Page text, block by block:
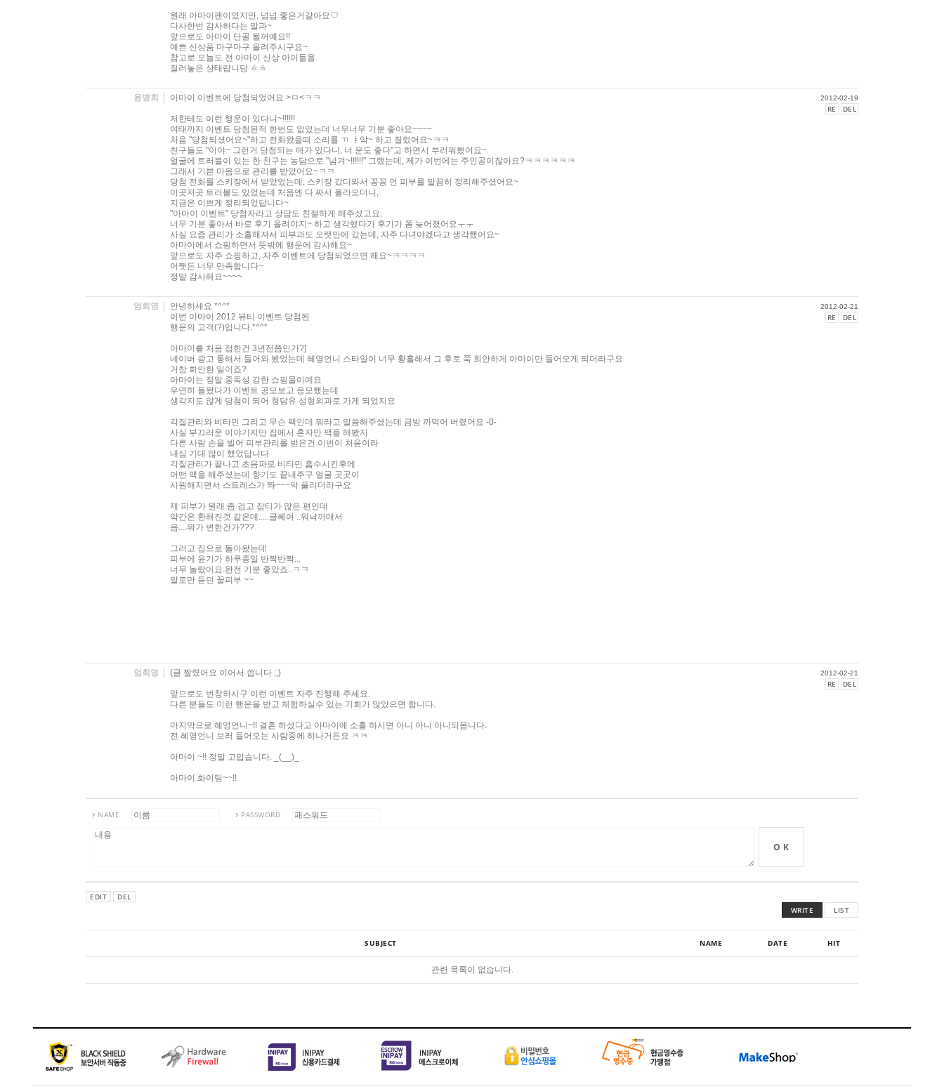
원래 아마이팬이였지만, 넘넘 좋은거같아요♡
다사한번 감사하다는 말과~
앞으로도 아마이 단골 될꺼예요!!
예쁜 신상품 마구마구 올려주시구요~
참고로 오늘도 전 아마이 신상 아이들을
질러놓은 상태랍니당 ㅎㅎ
윤병희 아마이 이벤트에 당첨되었어요 >ㅁ<ㅋㅋ
저한테도 이런 행운이 있다니~!!!!!!
여태까지 이벤트 당첨된적 한번도 없었는데 너무너무 기분 좋아요~~~~
처음 "당첨되셨어요~"하고 전화왔을때 소리를 ㄲ ㅑ악~ 하고 질렀어요~ㅋㅋ
친구들도 "이야~ 그런거 당첨되는 애가 있다니, 너 운도 좋다"고 하면서 부러워했어요~
얼굴에 트러블이 있는 한 친구는 농담으로 "넘겨~!!!!!!" 그랬는데, 제가 이번에는 주인공이잖아요?ㅋㅋㅋㅋㅋㅋ
그래서 기쁜 마음으로 관리를 받았어요~ㅋㅋ
당첨 전화를 스키장에서 받았었는데, 스키장 갔다와서 꽁꽁 언 피부를 말끔히 정리해주셨어요~
이곳저곳 트러블도 있었는데 처음엔 다 짜서 올라오더니,
지금은 이쁘게 정리되었답니다~
"아마이 이벤트" 당첨자라고 상담도 친절하게 해주셨고요,
너무 기분 좋아서 바로 후기 올려야지~ 하고 생각했다가 후기가 쫌 늦어졌어요ㅜㅜ
사실 요즘 관리가 소홀해져서 피부과도 오랫만에 갔는데, 자주 다녀야겠다고 생각했어요~
아마이에서 쇼핑하면서 뜻밖에 행운에 감사해요~
앞으로도 자주 쇼핑하고, 자주 이벤트에 당첨되었으면 해요~ㅋㅋㅋㅋ
어쨋든 너무 만족합니다~
정말 감사해요~~~~
2012-02-19
RE DEL
엄희영
안녕하세요 *^^*
이번 아마이 2012 뷰티 이벤트 당첨된
행운의 고객(?)입니다.*^^*
아마이를 처음 접한건 3년전쯤인가?]
네이버 광고 통해서 들어와 봤었는데 혜영언니 스타일이 너무 황홀해서 그 후로 쭉 희안하게 아마이만 들어오게 되더라구요
거참 희안한 일이죠?
아마이는 정말 중독성 강한 쇼핑몰이예요
우연히 들왔다가 이벤트 공모보고 응모했는데
생각지도 않게 당첨이 되어 청담유 성형외과로 가게 되었지요
각질관리와 비타민 그리고 무슨 팩인데 뭐라고 말씀해주셨는데 금방 까먹어 버렸어요 -0-
사실 부끄러운 이야기지만 집에서 혼자만 팩을 해봤지
다른 사람 손을 빌어 피부관리를 받은건 이번이 처음이라
내심 기대 많이 했었답니다
각질관리가 끝나고 초음파로 비타민 흡수시킨후에
어떤 팩을 해주셨는데 향기도 끝내주구 얼굴 곳곳이
시원해지면서 스트레스가 쫘~~~악 풀리더라구요
제 피부가 원래 좀 검고 잡티가 많은 편인데
약간은 환해진것 같은데.....글쎄여 ..워낙까매서
음....뭐가 변한건가???
그러고 집으로 돌아왔는데
피부에 윤기가 하루종일 반짝반짝...
너무 놀랐어요.완전 기분 좋았죠..ㅋㅋ
말로만 듣던 꿀피부 ~~
2012-02-21
RE DEL
엄희영 (글 짤렸어요 이어서 씁니다 ;;)
앞으로도 번창하시구 이런 이벤트 자주 진행해 주세요.
다른 분들도 이런 행운을 받고 체험하실수 있는 기회가 많았으면 합니다.
마지막으로 혜영언니~!! 결혼 하셨다고 아마이에 소홀 하시면 아니 아니 아니되옵니다.
전 혜영언니 보러 들어오는 사람중에 하나거든요 ㅋㅋ
아마이 ~!! 정말 고맙습니다. _(__)_
아마이 화이팅~~!!
2012-02-21
RE DEL
NAME PASSWORD
O K
EDIT
DEL
WRITE
LIST
SUBJECT NAME DATE HIT
관련 목록이 없습니다.